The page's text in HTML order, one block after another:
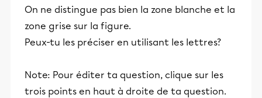
On ne distingue pas bien la zone blanche et la
zone grise sur la figure.
Peux-tu les préciser en utilisant les lettres?
Note: Pour éditer ta question, clique sur les
trois points en haut à droite de ta question.